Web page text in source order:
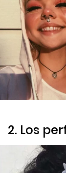
2. Los